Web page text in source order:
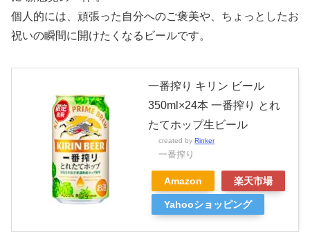
個人的には、頑張った自分へのご褒美や、ちょっとしたお
祝いの瞬間に開けたくなるビールです。
一番搾り キリン ビール
350ml×24本 一番搾り とれ
たてホップ生ビール
created by Rinker
一番搾り
Amazon 楽天市場
Yahooショッピング